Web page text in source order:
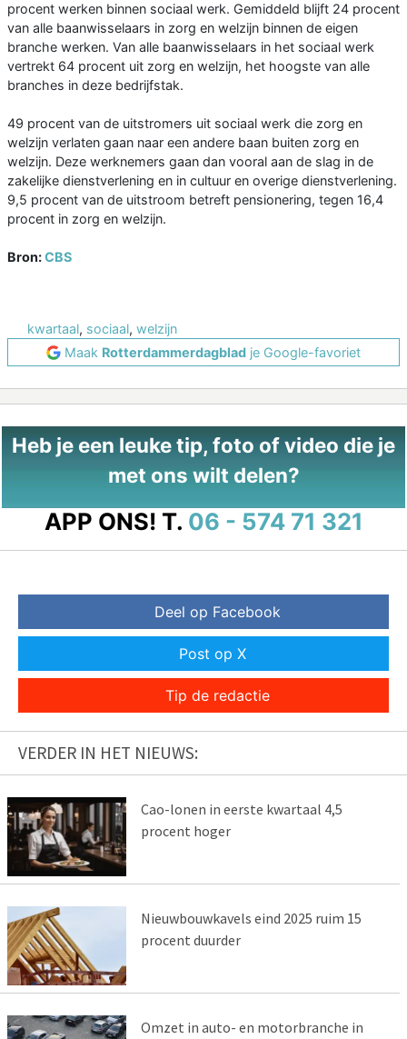
procent werken binnen sociaal werk. Gemiddeld blijft 24 procent
van alle baanwisselaars in zorg en welzijn binnen de eigen
branche werken. Van alle baanwisselaars in het sociaal werk
vertrekt 64 procent uit zorg en welzijn, het hoogste van alle
branches in deze bedrijfstak.
49 procent van de uitstromers uit sociaal werk die zorg en
welzijn verlaten gaan naar een andere baan buiten zorg en
welzijn. Deze werknemers gaan dan vooral aan de slag in de
zakelijke dienstverlening en in cultuur en overige dienstverlening.
9,5 procent van de uitstroom betreft pensionering, tegen 16,4
procent in zorg en welzijn.
Bron:CBS
kwartaal, sociaal, welzijn
Maak Rotterdammerdagblad je Google-favoriet
Heb je een leuke tip, foto of video die je
met ons wilt delen?
APP ONS! T. 06 - 574 71 321
Deel op Facebook
Post op X
Tip de redactie
VERDER IN HET NIEUWS:
Cao-lonen in eerste kwartaal 4,5
procent hoger
Nieuwbouwkavels eind 2025 ruim 15
procent duurder
Omzet in auto- en motorbranche in